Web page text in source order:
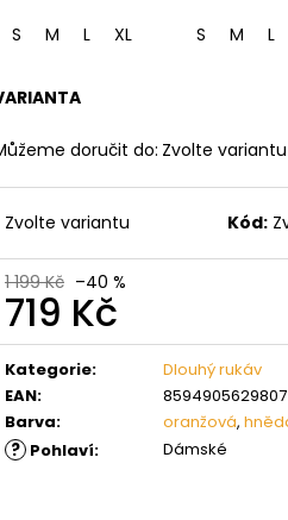
S M L XL S M L
doručit do: Zvolte variantu
Zvolte variantu Kód:
1 199 Kč –40 %
719 Kč
Měrná
cena:
Kategorie:
Dlouhý rukáv
EAN:
8594905629807
Barva: oranžová,
? Pohlaví: Dámské